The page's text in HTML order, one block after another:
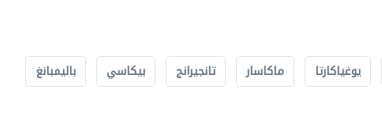
يوغياكارتا ماكاسار تانجيرانج بيكاسي باليمبانغ